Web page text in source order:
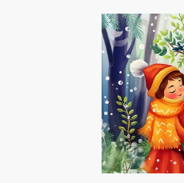
Diamond
Painting
-
Amigos
del
bosque
navideño